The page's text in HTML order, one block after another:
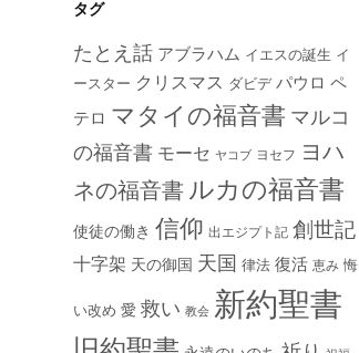
タグ
たとえ話 アブラハム イエスの誕生 イ
ースター クリスマス ダビデ パウロ ペ
テロ マタイの福音書 マルコ
の福音書 モーセ ヤコブ ヨセフ ヨハ
ネの福音書 ルカの福音書
使徒の働き 信仰 出エジプト記 創世記
十字架 天の御国 天国 律法 復活 恵み 悔
い改め 愛 救い 教会 新約聖書